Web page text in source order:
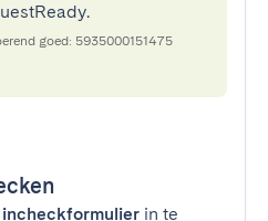
goed: 5935000151475
in te